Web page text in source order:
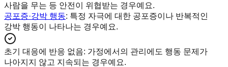
사람을 무는 등 안전이 위협받는 경우예요.
공포증·강박 행동: 특정 자극에 대한 공포증이나 반복적인
강박 행동이 나타나는 경우예요.
초기 대응에 반응 없음: 가정에서의 관리에도 행동 문제가
나아지지 않고 지속되는 경우예요.